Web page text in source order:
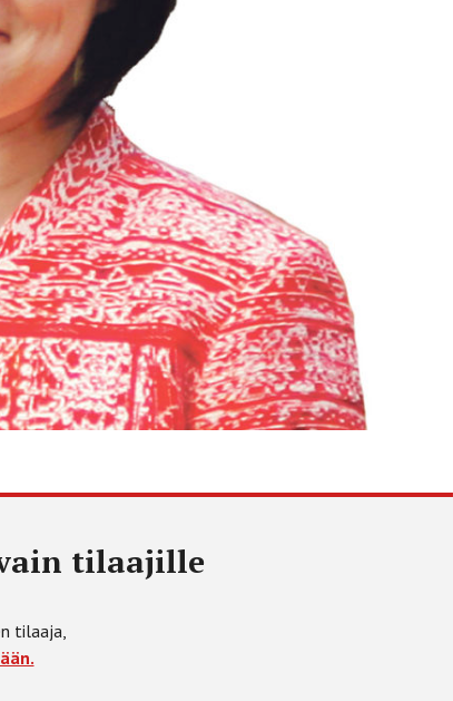
tilaajille
tilaaja,